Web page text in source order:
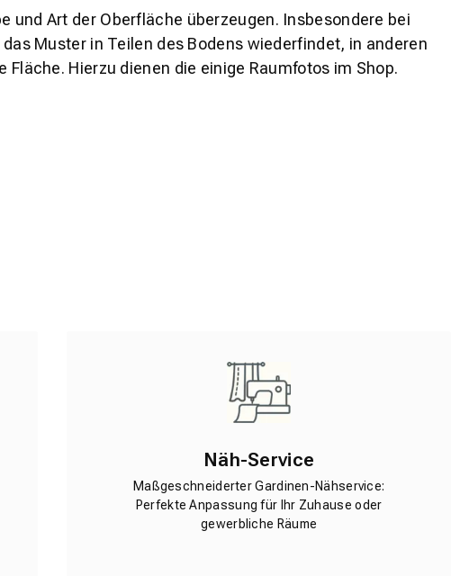
und Art der Oberfläche überzeugen. Insbesondere bei
Muster in Teilen des Bodens wiederfindet, in anderen
Hierzu dienen die einige Raumfotos im Shop.
Näh-Service
Maßgeschneiderter Gardinen-Nähservice:
Perfekte Anpassung für Ihr Zuhause oder
gewerbliche Räume